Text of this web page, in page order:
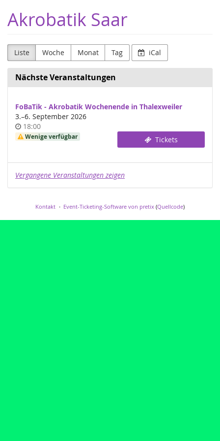
Haupt-
Inhalt
Akrobatik Saar
Liste Woche Monat Tag iCal
Nächste Veranstaltungen
FoBaTik - Akrobatik Wochenende in Thalexweiler
3.–bis
6. September 2026
Uhrzeit
18:00
Wenige verfügbar Tickets
Vergangene Veranstaltungen zeigen
Kontakt Event-Ticketing-Software von pretix (Quellcode)